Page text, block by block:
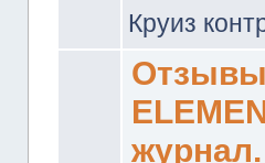
Круиз
Отзывы
журнал.